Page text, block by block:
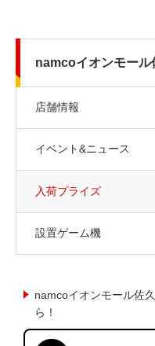
namcoイオンモール
店舗情報
イベント&ニュース
入荷プライズ
設置ゲーム機
namcoイオンモール佐
ら！